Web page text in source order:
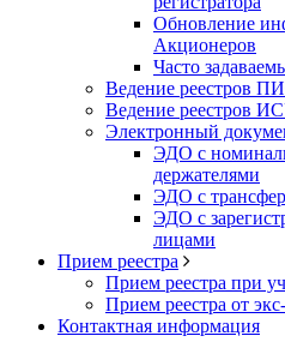
Обновление
Акционеров
Часто
Ведение реестров
Ведение реестров
Электронный
ЭДО с
держателями
ЭДО с
ЭДО с
лицами
Прием реестра
Прием реестра при
Прием реестра от
Контактная информация